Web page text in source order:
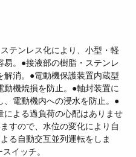
テンレス化により、小型・軽
。●接液部の樹脂・ステンレ
解消。●電動機保護装置内蔵型
機焼損を防止。●軸封装置に
、電動機内への浸水を防止。●
による過負荷の心配はありませ
すので、水位の変化により自
る自動交互並列運転をしま
イッチ。